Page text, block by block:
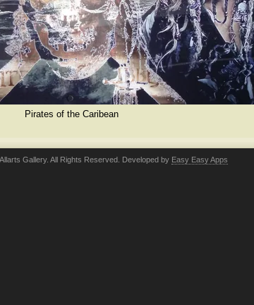
Pirates of the Caribean
Gallery. All Rights Reserved. Developed by Easy Easy Apps